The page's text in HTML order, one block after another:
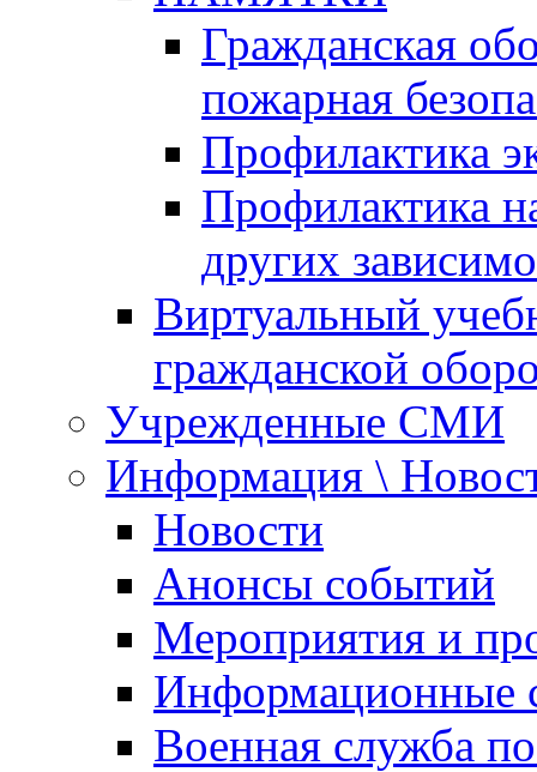
Гражданская
пожарная
Профилактика
Профилактика
других
Виртуальный
гражданской
Учрежденные СМИ
Информация \
Новости
Анонсы событий
Мероприятия и
Информационные
Военная служба